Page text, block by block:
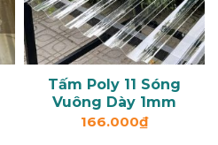
Tấm Poly 11 Sóng
Vuông Dày 1mm
166.000₫